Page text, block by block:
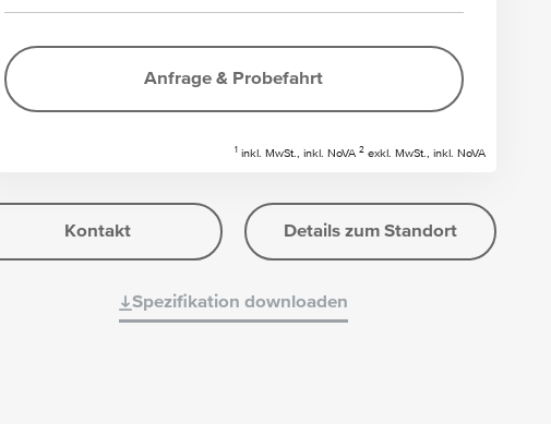
Anfrage & Probefahrt
1 inkl. MwSt., inkl. NoVA 2 exkl. MwSt., inkl. NoVA
Kontakt Details zum Standort
Spezifikation downloaden